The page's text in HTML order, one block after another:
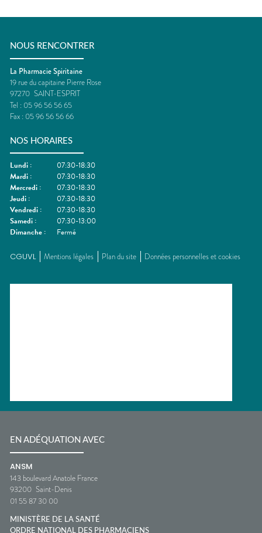
NOUS RENCONTRER
La Pharmacie Spiritaine
19 rue du capitaine Pierre Rose
97270 SAINT-ESPRIT
Tel : 05 96 56 56 65
Fax : 05 96 56 56 66
NOS HORAIRES
Lundi :
07:30-18:30
Mardi :
07:30-18:30
Mercredi :
07:30-18:30
Jeudi :
07:30-18:30
Vendredi :
07:30-18:30
Samedi :
07:30-13:00
Dimanche : Fermé
CGUVL Mentions légales Plan du site Données personnelles et cookies
EN ADÉQUATION AVEC
ANSM
143 boulevard Anatole France
93200 Saint-Denis
01 55 87 30 00
MINISTÈRE DE LA SANTÉ
ORDRE NATIONAL DES PHARMACIENS